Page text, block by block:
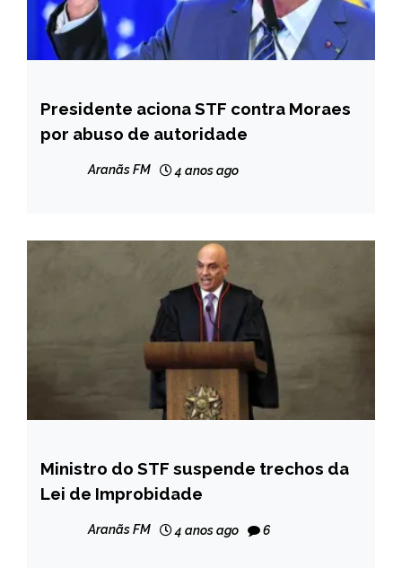
BRASIL
NOTÍCIAS
Presidente aciona STF contra Moraes
por abuso de autoridade
Aranãs FM 4 anos ago
BRASIL
NOTÍCIAS
Ministro do STF suspende trechos da
Lei de Improbidade
Aranãs FM 4 anos ago 6